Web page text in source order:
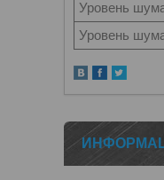
Уровень
Уровень